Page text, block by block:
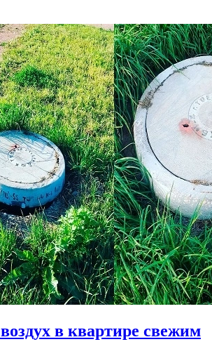
в квартире свежим